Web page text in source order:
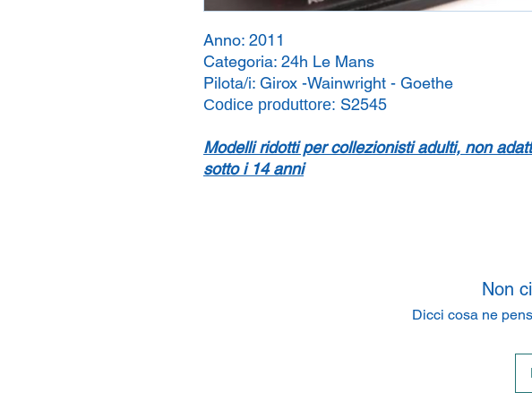
Anno: 2011
Categoria: 24h Le Mans
Pilota/i: Girox -Wainwright - Goethe
Codice produttore: S2545
Modelli ridotti per collezionisti adulti, non
sotto i 14 anni
Non
Dicci cosa ne